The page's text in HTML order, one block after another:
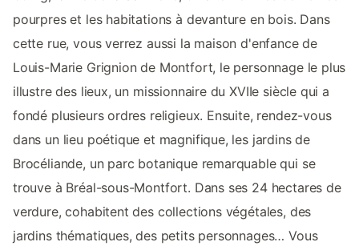
pourpres et les habitations à devanture en bois. Dans
cette rue, vous verrez aussi la maison d'enfance de
Louis-Marie Grignion de Montfort, le personnage le plus
illustre des lieux, un missionnaire du XVIIe siècle qui a
fondé plusieurs ordres religieux. Ensuite, rendez-vous
dans un lieu poétique et magnifique, les jardins de
Brocéliande, un parc botanique remarquable qui se
trouve à Bréal-sous-Montfort. Dans ses 24 hectares de
verdure, cohabitent des collections végétales, des
jardins thématiques, des petits personnages… Vous